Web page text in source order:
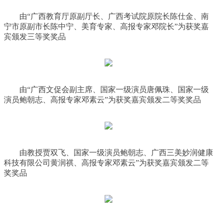
由“广西教育厅原副厅长、广西考试院原院长陈仕金、南
宁市原副市长陈中宁、美育专家、高报专家邓院长”为获奖嘉
宾颁发三等奖奖品
由“广西文促会副主席、国家一级演员唐佩珠、国家一级
演员鲍朝志、高报专家邓素云”为获奖嘉宾颁发二等奖奖品
由教授贾双飞、国家一级演员鲍朝志、广西三美妙润健康
科技有限公司黄润祺、高报专家邓素云”为获奖嘉宾颁发二等
奖奖品